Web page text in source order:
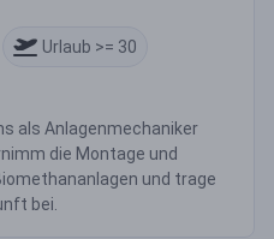
Urlaub >= 30
als Anlagenmechaniker
die Montage und
und trage
bei.